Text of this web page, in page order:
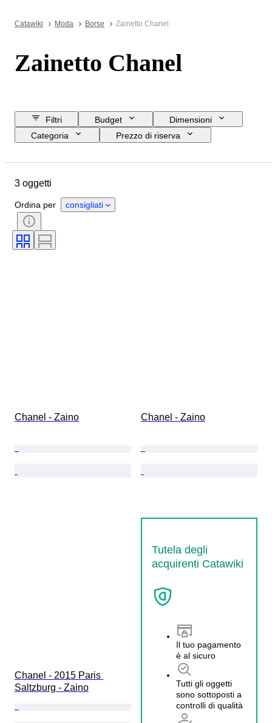
Catawiki Moda Borse Zainetto Chanel
Zainetto Chanel
Filtri Budget
Dimensioni
Categoria
Prezzo di riserva
Condizioni
Accessori inclusi
3 oggetti
Ordina per consigliati
Chanel - Zaino Chanel - Zaino
Chanel - 2015 Paris
Saltzburg - Zaino
Tutela degli
acquirenti Catawiki
Il tuo pagamento
è al sicuro
Tutti gli oggetti
sono sottoposti a
controlli di qualità